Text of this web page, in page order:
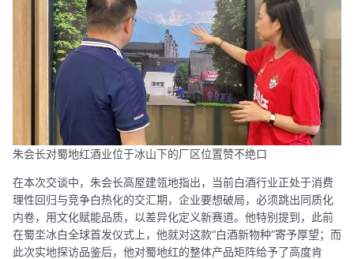
朱会长对蜀地红酒业位于冰山下的厂区位置赞不绝口
在本次交谈中，朱会长高屋建瓴地指出，当前白酒行业正处于消费
理性回归与竞争白热化的交汇期，企业要想破局，必须跳出同质化
内卷，用文化赋能品质，以差异化定义新赛道。他特别提到，此前
在蜀坔冰白全球首发仪式上，他就对这款“白酒新物种”寄予厚望；而
此次实地探访品鉴后，他对蜀地红的整体产品矩阵给予了高度肯